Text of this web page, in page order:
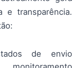
e transparência.
de envio